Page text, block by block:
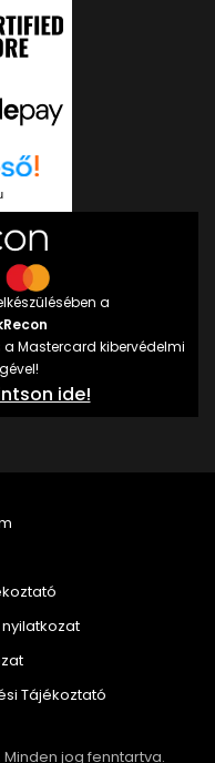
a
Mastercard kibervédelmi
ide!
jog fenntartva.
Tájékoztató